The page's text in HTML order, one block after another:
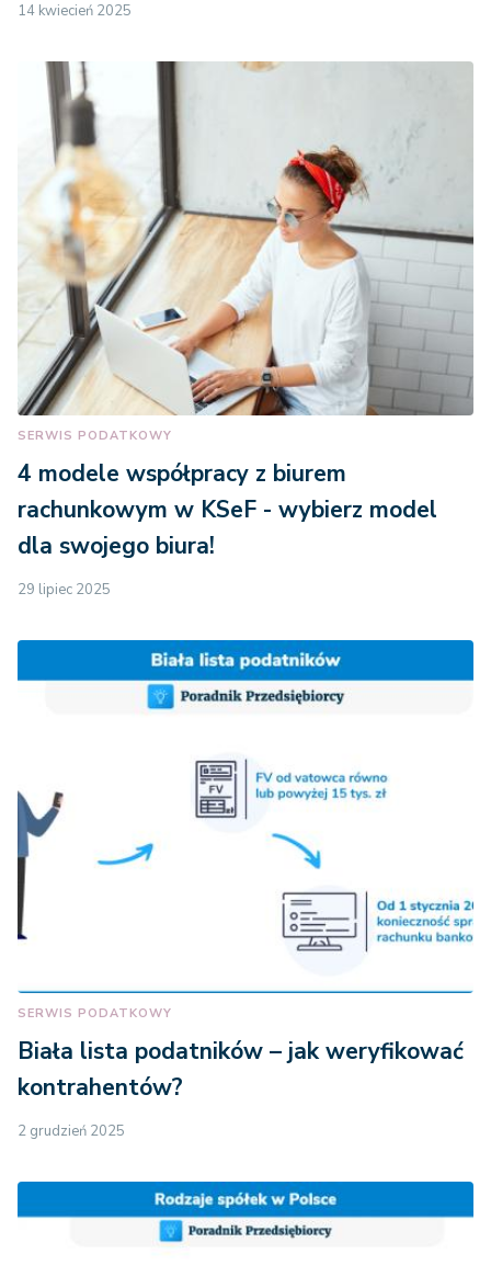
14 kwiecień 2025
SERWIS PODATKOWY
4 modele współpracy z biurem
rachunkowym w KSeF - wybierz model
dla swojego biura!
29 lipiec 2025
SERWIS PODATKOWY
Biała lista podatników – jak weryfikować
kontrahentów?
2 grudzień 2025